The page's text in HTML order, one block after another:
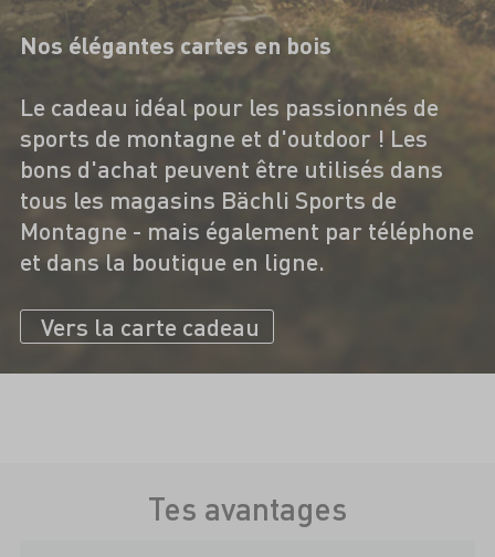
Nos élégantes cartes en bois
Le cadeau idéal pour les passionnés de
sports de montagne et d'outdoor ! Les
bons d'achat peuvent être utilisés dans
tous les magasins Bächli Sports de
Montagne - mais également par téléphone
et dans la boutique en ligne.
Vers la carte cadeau
Tes avantages